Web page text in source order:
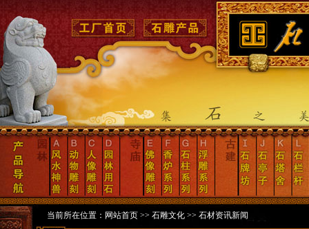
当前所在位置： 网站首页>> 石雕文化>> 石材资讯新闻